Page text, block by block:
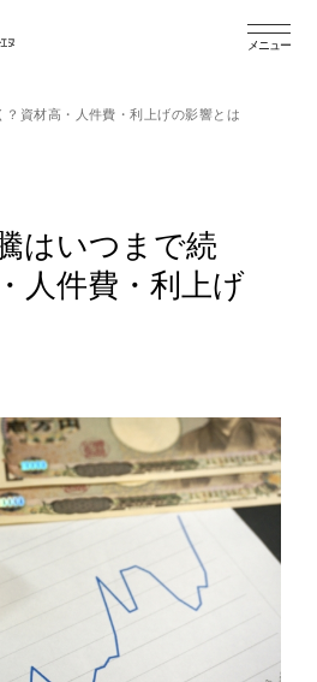
メニュー
？資材高・人件費・利上げの影響とは
はいつまで続
人件費・利上げ